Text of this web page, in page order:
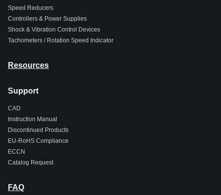
Speed Reducers
Controllers & Power Supplies
Shock & Vibration Control Devices
Tachometers / Rotation Speed Indicator
Resources
Support
CAD
Instruction Manual
Discontinued Products
EU-RoHS Compliance
ECCN
Catalog Request
FAQ